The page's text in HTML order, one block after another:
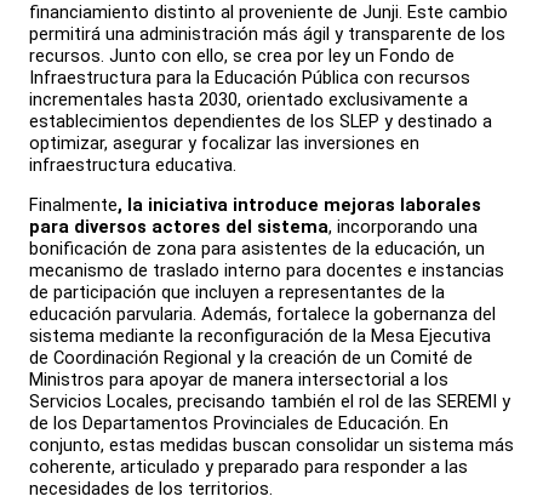
financiamiento distinto al proveniente de Junji. Este cambio
permitirá una administración más ágil y transparente de los
recursos. Junto con ello, se crea por ley un Fondo de
Infraestructura para la Educación Pública con recursos
incrementales hasta 2030, orientado exclusivamente a
establecimientos dependientes de los SLEP y destinado a
optimizar, asegurar y focalizar las inversiones en
infraestructura educativa.
Finalmente, la iniciativa introduce mejoras laborales
para diversos actores del sistema, incorporando una
bonificación de zona para asistentes de la educación, un
mecanismo de traslado interno para docentes e instancias
de participación que incluyen a representantes de la
educación parvularia. Además, fortalece la gobernanza del
sistema mediante la reconfiguración de la Mesa Ejecutiva
de Coordinación Regional y la creación de un Comité de
Ministros para apoyar de manera intersectorial a los
Servicios Locales, precisando también el rol de las SEREMI y
de los Departamentos Provinciales de Educación. En
conjunto, estas medidas buscan consolidar un sistema más
coherente, articulado y preparado para responder a las
necesidades de los territorios.